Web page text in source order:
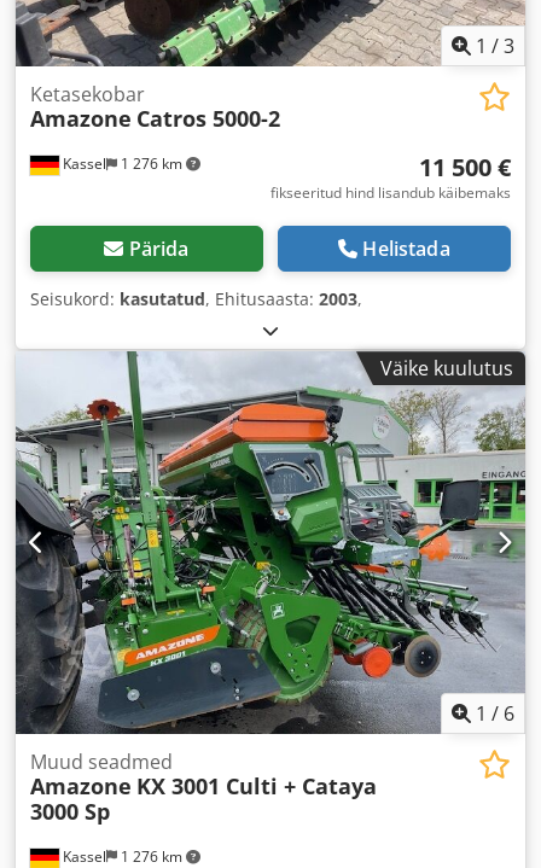
1 /3
Kassel 1 276 km
Ketasekobar
Amazone Catros 5000-2
11 500 €
fikseeritud hind lisandub käibemaks
Pärida Helistada
Seisukord: kasutatud, Ehitusaasta: 2003,
Väike kuulutus
1 / 6
Kassel 1 276 km
Muud seadmed
Amazone KX 3001 Culti + Cataya
3000 Sp